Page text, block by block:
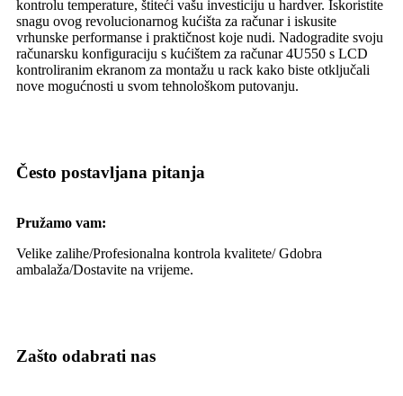
kontrolu temperature, štiteći vašu investiciju u hardver. Iskoristite
snagu ovog revolucionarnog kućišta za računar i iskusite
vrhunske performanse i praktičnost koje nudi. Nadogradite svoju
računarsku konfiguraciju s kućištem za računar 4U550 s LCD
kontroliranim ekranom za montažu u rack kako biste otključali
nove mogućnosti u svom tehnološkom putovanju.
Često postavljana pitanja
Pružamo vam:
Velike zalihe/Profesionalna kontrola kvalitete/ Gdobra
ambalaža/Dostavite na vrijeme.
Zašto odabrati nas